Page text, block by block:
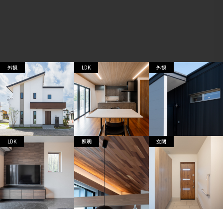
外観 LDK 外観
LDK 照明 玄関